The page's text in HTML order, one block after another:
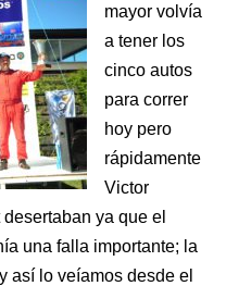
mayor volvía
a tener los
cinco autos
para correr
hoy pero
rápidamente
Victor
ya que el
una falla importante; la
así lo veíamos desde el